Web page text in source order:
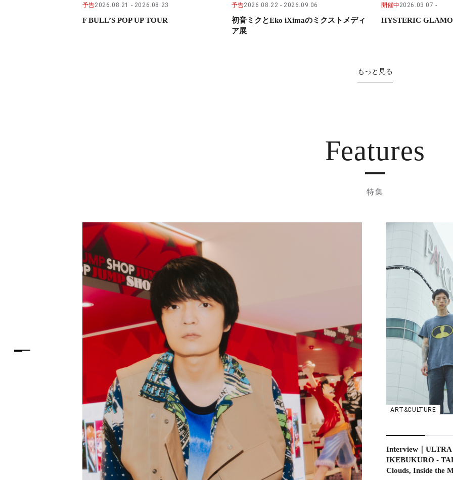
予告2026.08.21 2026.08.23
F BULL’S POP UP TOUR
予告2026.08.22 2026.09.06
初音ミクとEko iXimaのミクストメディ
ア展
開催中2026.03.07
HYSTERIC
もっと見る
Features
特集
ART&CULTURE
Interview｜
IKEBUKURO -
Clouds, Inside the